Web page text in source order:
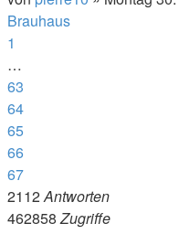
Brauhaus
1
…
63
64
65
66
67
2112Antworten
462858Zugriffe